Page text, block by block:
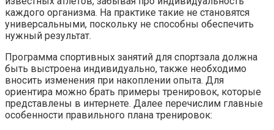
каждого организма. На практике такие не становятся
универсальными, поскольку не способны обеспечить
нужный результат.
Программа спортивных занятий для спортзала должна
быть выстроена индивидуально, также необходимо
вносить изменения при накоплении опыта. Для
ориентира можно брать примеры тренировок, которые
представлены в интернете. Далее перечислим главные
особенности правильного плана тренировок: